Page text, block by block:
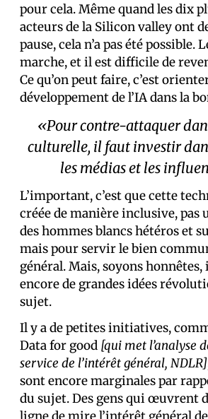
pour cela. Même quand les dix
acteurs de la Silicon valley ont
pause, cela n’a pas été possible.
marche, et il est difficile de
Ce qu’on peut faire, c’est
développement de l’IA dans la
«Pour contre-attaquer
culturelle, il faut investir
les médias et les
L’important, c’est que cette
créée de manière inclusive, pas
des hommes blancs hétéros et
mais pour servir le bien
général. Mais, soyons honnêtes,
encore de grandes idées
sujet.
Il y a de petites initiatives,
Data for good [qui met l’analyse
service de l’intérêt général, NDLR]
sont encore marginales par
du sujet. Des gens qui œuvrent